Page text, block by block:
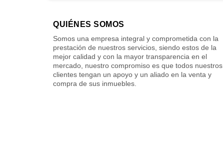
QUIÉNES SOMOS
Somos una empresa integral y comprometida con la
prestación de nuestros servicios, siendo estos de la
mejor calidad y con la mayor transparencia en el
mercado, nuestro compromiso es que todos nuestros
clientes tengan un apoyo y un aliado en la venta y
compra de sus inmuebles.